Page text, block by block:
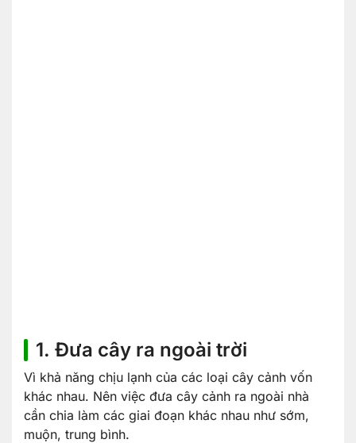
1. Đưa cây ra ngoài trời
Vì khả năng chịu lạnh của các loại cây cảnh vốn
khác nhau. Nên việc đưa cây cảnh ra ngoài nhà
cần chia làm các giai đoạn khác nhau như sớm,
muộn, trung bình.